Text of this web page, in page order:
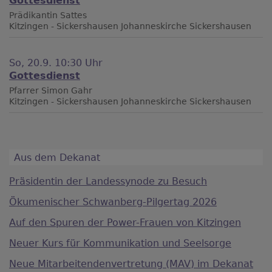
Prädikantin Sattes
Kitzingen - Sickershausen Johanneskirche Sickershausen
So, 20.9. 10:30 Uhr
Gottesdienst
Pfarrer Simon Gahr
Kitzingen - Sickershausen Johanneskirche Sickershausen
Aus dem Dekanat
Präsidentin der Landessynode zu Besuch
Ökumenischer Schwanberg-Pilgertag 2026
Auf den Spuren der Power-Frauen von Kitzingen
Neuer Kurs für Kommunikation und Seelsorge
Neue Mitarbeitendenvertretung (MAV) im Dekanat